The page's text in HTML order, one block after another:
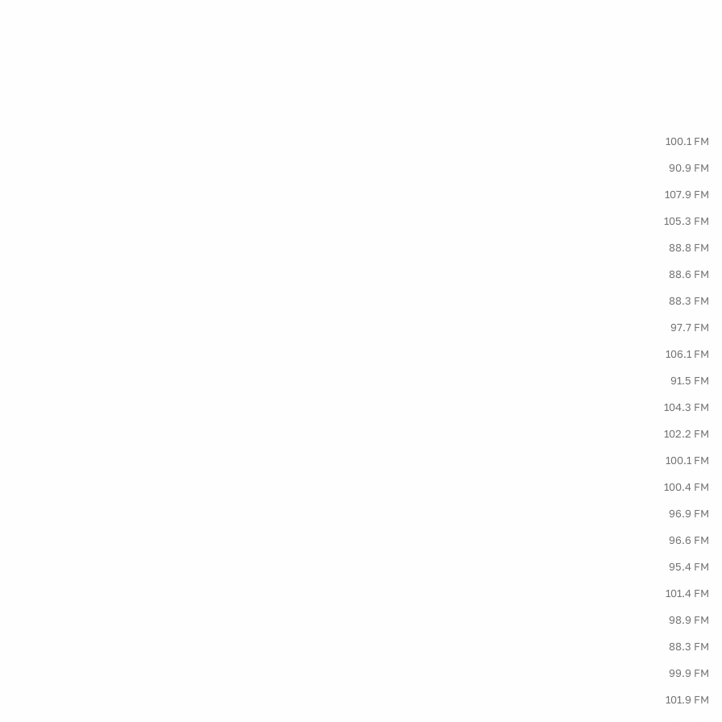
100.1 FM
90.9 FM
107.9 FM
105.3 FM
88.8 FM
88.6 FM
88.3 FM
97.7 FM
106.1 FM
91.5 FM
104.3 FM
102.2 FM
100.1 FM
100.4 FM
96.9 FM
96.6 FM
95.4 FM
101.4 FM
98.9 FM
88.3 FM
99.9 FM
101.9 FM